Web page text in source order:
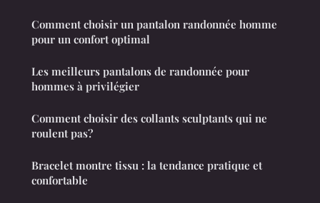
Comment choisir un pantalon randonnée homme
pour un confort optimal
Les meilleurs pantalons de randonnée pour
hommes à privilégier
Comment choisir des collants sculptants qui ne
roulent pas?
Bracelet montre tissu : la tendance pratique et
confortable